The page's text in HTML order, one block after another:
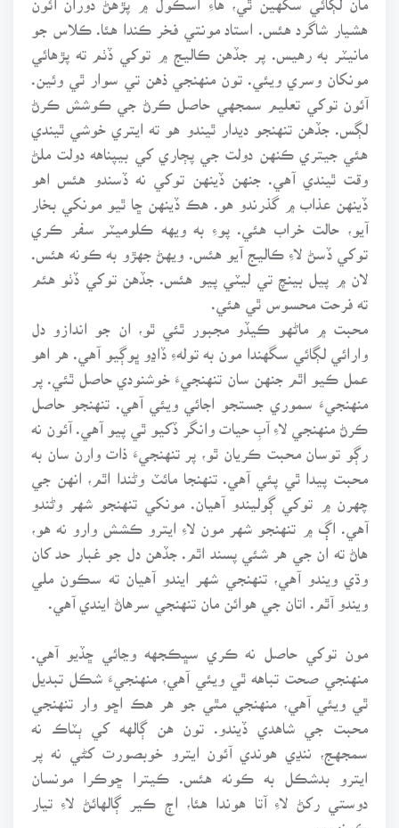
هشيار شاگرد هئس. استاد مونتي فخر ڪندا هئا. ڪلاس جو
مانيٽر به رهيس. پر جڏهن ڪاليج ۾ توکي ڏٺم ته پڙهائي
مونکان وسري ويئي. تون منهنجي ذهن تي سوار ٿي وئين.
آئون توکي تعليم سمجهي حاصل ڪرڻ جي ڪوشش ڪرڻ
لڳس. جڏهن تنهنجو ديدار ٿيندو هو ته ايتري خوشي ٿيندي
هئي جيتري ڪنهن دولت جي پڄاري کي بيپناهه دولت ملڻ
وقت ٿيندي آهي. جنهن ڏينهن توکي نه ڏسندو هئس اهو
ڏينهن عذاب ۾ گذرندو هو. هڪ ڏينهن ڇا ٿيو مونکي بخار
آيو، حالت خراب هئي. پوءِ به ويهه ڪلوميٽر سفر ڪري
توکي ڏسڻ لاءِ ڪاليج آيو هئس. ويهڻ جهڙو به ڪونه هئس.
لان ۾ پيل بينچ تي ليٽي پيو هئس. جڏهن توکي ڏٺو هئم
ته فرحت محسوس ٿي هئي.
محبت ۾ ماڻهو ڪيڏو مجبور ٿئي ٿو، ان جو اندازو دل
وارائي لڳائي سگهندا مون به تولهءِ ڏاڍو ڀوڳيو آهي. هر اهو
عمل ڪيو اٿم جنهن سان تنهنجيءَ خوشنودي حاصل ٿئي. پر
منهنجيءَ سموري جستجو اجائي ويئي آهي. تنهنجو حاصل
ڪرڻ منهنجي لاءِ آبِ حيات وانگر ڏکيو ٿي پيو آهي. آئون نه
رڳو توسان محبت ڪريان ٿو، پر تنهنجيءَ ذات وارن سان به
محبت پيدا ٿي پئي آهي. تنهنجا مائٽ وڻندا اٿم، انهن جي
چهرن ۾ توکي ڳوليندو آهيان. مونکي تنهنجو شهر وڻندو
آهي. اڳ ۾ تنهنجو شهر مون لاءِ ايترو ڪشش وارو نه هو،
هاڻ ته ان جي هر شئي پسند اٿم. جڏهن دل جو غبار حد کان
وڌي ويندو آهي، تنهنجي شهر ايندو آهيان ته سڪون ملي
ويندو آٿم. اتان جي هوائن مان تنهنجي سرهاڻ ايندي آهي.
مون توکي حاصل نه ڪري سڀڪجهه وڃائي ڇڏيو آهي.
منهنجي صحت تباهه ٿي ويئي آهي، منهنجيءَ شڪل تبديل
ٿي ويئي آهي، منهنجي مٿي جو هر هڪ اڇو وار تنهنجي
محبت جي شاهدي ڏيندو. تون هن ڳالهه کي ٻٽاڪ نه
سمجهج، ننڍي هوندي آئون ايترو خوبصورت کڻي نه پر
ايترو بدشڪل به ڪونه هئس. ڪيترا ڇوڪرا مونسان
دوستي رکڻ لاءِ آتا هوندا هئا، اڄ ڪير ڳالهائڻ لاءِ تيار